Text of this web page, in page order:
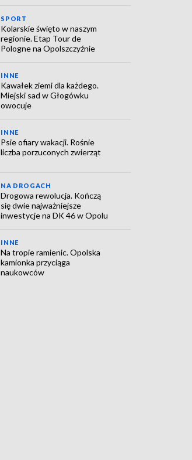
SPORT
Kolarskie święto w naszym
regionie. Etap Tour de
Pologne na Opolszczyźnie
INNE
Kawałek ziemi dla każdego.
Miejski sad w Głogówku
owocuje
INNE
Psie ofiary wakacji. Rośnie
liczba porzuconych zwierząt
NA DROGACH
Drogowa rewolucja. Kończą
się dwie najważniejsze
inwestycje na DK 46 w Opolu
INNE
Na tropie ramienic. Opolska
kamionka przyciąga
naukowców